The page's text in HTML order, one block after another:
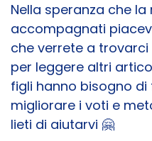
Nella speranza che
accompagnati
che verrete a
per leggere altri
figli hanno bisogno di
migliorare i voti e
lieti di aiutarvi 🤗